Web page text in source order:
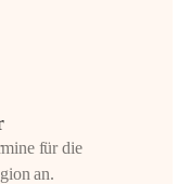
für die
an.